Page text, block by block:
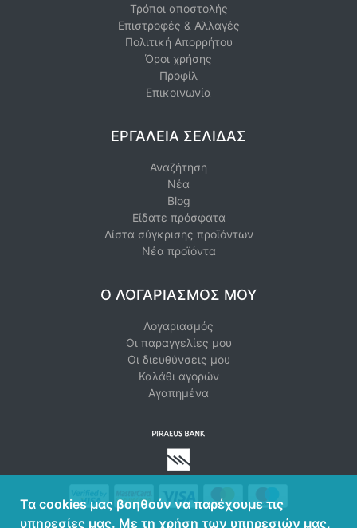
Τρόποι αποστολής
Επιστροφές & Αλλαγές
Πολιτική Απορρήτου
Όροι χρήσης
Προφίλ
Επικοινωνία
ΕΡΓΑΛΕΊΑ ΣΕΛΊΔΑΣ
Αναζήτηση
Νέα
Blog
Είδατε πρόσφατα
Λίστα σύγκρισης προϊόντων
Νέα προϊόντα
Ο ΛΟΓΑΡΙΑΣΜΌΣ ΜΟΥ
Λογαριασμός
Οι παραγγελίες μου
Οι διευθύνσεις μου
Καλάθι αγορών
Αγαπημένα
Τα cookies μας βοηθούν να παρέχουμε τις
υπηρεσίες μας. Με τη χρήση των υπηρεσιών μας,